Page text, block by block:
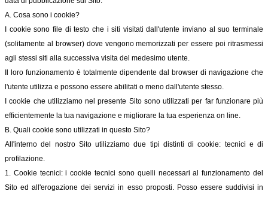
A. Cosa sono i cookie?
I cookie sono file di testo che i siti visitati dall'utente inviano al suo terminale
(solitamente al browser) dove vengono memorizzati per essere poi ritrasmessi
agli stessi siti alla successiva visita del medesimo utente.
Il loro funzionamento è totalmente dipendente dal browser di navigazione che
l'utente utilizza e possono essere abilitati o meno dall'utente stesso.
I cookie che utilizziamo nel presente Sito sono utilizzati per far funzionare più
efficientemente la tua navigazione e migliorare la tua esperienza on line.
B. Quali cookie sono utilizzati in questo Sito?
All'interno del nostro Sito utilizziamo due tipi distinti di cookie: tecnici e di
profilazione.
1. Cookie tecnici: i cookie tecnici sono quelli necessari al funzionamento del
Sito ed all'erogazione dei servizi in esso proposti. Posso essere suddivisi in